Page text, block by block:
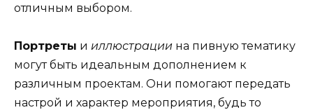
отличным выбором.
Портреты и иллюстрации на пивную тематику
могут быть идеальным дополнением к
различным проектам. Они помогают передать
настрой и характер мероприятия, будь то